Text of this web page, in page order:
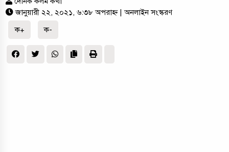
জানুয়ারী ২২, ২০২১, ৬:৩৮ অপরাহ্ন
| অনলাইন সংস্করণ
ক+
ক-